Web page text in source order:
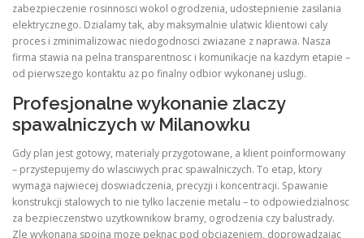
zabezpieczenie rosinnosci wokol ogrodzenia, udostepnienie zasilania
elektrycznego. Dzialamy tak, aby maksymalnie ulatwic klientowi caly
proces i zminimalizowac niedogodnosci zwiazane z naprawa. Nasza
firma stawia na pelna transparentnosc i komunikacje na kazdym etapie –
od pierwszego kontaktu az po finalny odbior wykonanej uslugi.
Profesjonalne wykonanie zlaczy
spawalniczych w Milanowku
Gdy plan jest gotowy, materialy przygotowane, a klient poinformowany
– przystepujemy do wlasciwych prac spawalniczych. To etap, ktory
wymaga najwiecej doswiadczenia, precyzji i koncentracji. Spawanie
konstrukcji stalowych to nie tylko laczenie metalu – to odpowiedzialnosc
za bezpieczenstwo uzytkownikow bramy, ogrodzenia czy balustrady.
Zle wykonana spoina moze peknac pod obciazeniem, doprowadzajac